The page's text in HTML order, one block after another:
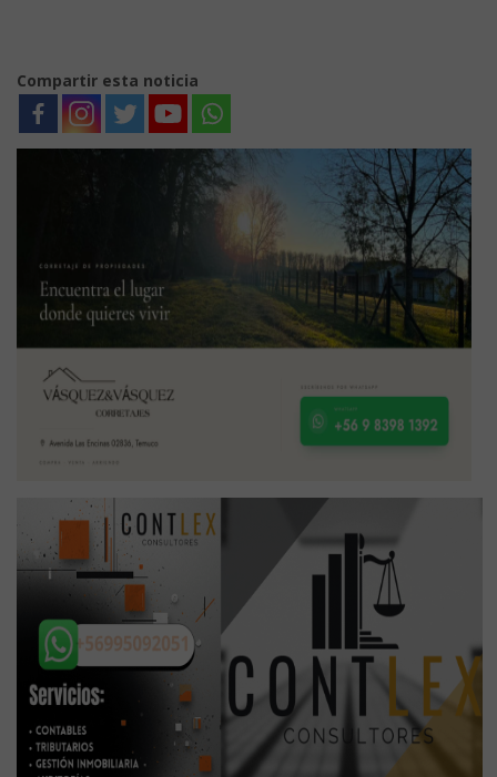
Compartir esta noticia